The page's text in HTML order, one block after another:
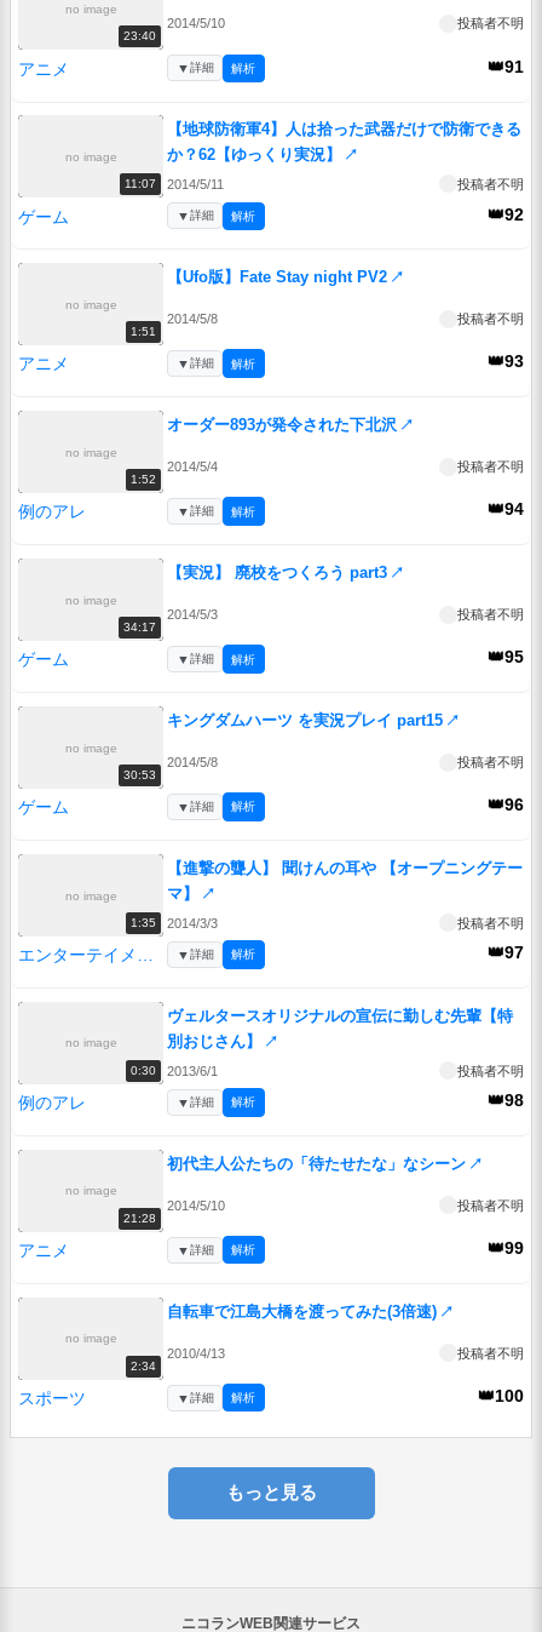
no image
23:40
2014/5/10 投稿者不明
アニメ 👑91
▼詳細 解析
no image
11:07
【地球防衛軍4】人は拾った武器だけで防衛できる
か？62【ゆっくり実況】
↗
2014/5/11 投稿者不明
ゲーム 👑92
▼詳細 解析
no image
1:51
【Ufo版】Fate Stay night PV2 ↗
2014/5/8 投稿者不明
アニメ 👑93
▼詳細 解析
no image
1:52
オーダー893が発令された下北沢 ↗
2014/5/4 投稿者不明
例のアレ 👑94
▼詳細 解析
no image
34:17
【実況】 廃校をつくろう part3 ↗
2014/5/3 投稿者不明
ゲーム 👑95
▼詳細 解析
no image
30:53
キングダムハーツ を実況プレイ part15 ↗
2014/5/8 投稿者不明
ゲーム 👑96
▼詳細 解析
no image
1:35
【進撃の聾人】 聞けんの耳や 【オープニングテー
マ】
↗
2014/3/3 投稿者不明
👑97
▼詳細 解析
no image
0:30
ヴェルタースオリジナルの宣伝に勤しむ先輩【特
別おじさん】
↗
2013/6/1 投稿者不明
例のアレ 👑98
▼詳細 解析
no image
21:28
初代主人公たちの「待たせたな」なシーン ↗
2014/5/10 投稿者不明
アニメ 👑99
▼詳細 解析
no image
2:34
自転車で江島大橋を渡ってみた(3倍速) ↗
2010/4/13 投稿者不明
スポーツ 👑100
▼詳細 解析
もっと見る
ニコランWEB関連サービス